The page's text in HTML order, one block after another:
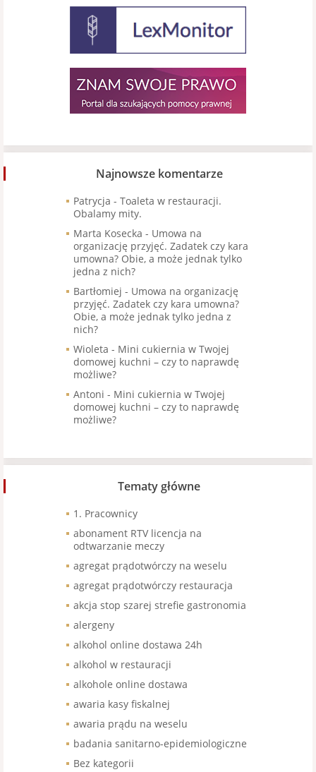
Najnowsze komentarze
Patrycja - Toaleta w restauracji.
Obalamy mity.
Marta Kosecka - Umowa na
organizację przyjęć. Zadatek czy kara
umowna? Obie, a może jednak tylko
jedna z nich?
Bartłomiej - Umowa na organizację
przyjęć. Zadatek czy kara umowna?
Obie, a może jednak tylko jedna z
nich?
Wioleta - Mini cukiernia w Twojej
domowej kuchni – czy to naprawdę
możliwe?
Antoni - Mini cukiernia w Twojej
domowej kuchni – czy to naprawdę
możliwe?
Tematy główne
1. Pracownicy
abonament RTV licencja na
odtwarzanie meczy
agregat prądotwórczy na weselu
agregat prądotwórczy restauracja
akcja stop szarej strefie gastronomia
alergeny
alkohol online dostawa 24h
alkohol w restauracji
alkohole online dostawa
awaria kasy fiskalnej
awaria prądu na weselu
badania sanitarno-epidemiologiczne
Bez kategorii